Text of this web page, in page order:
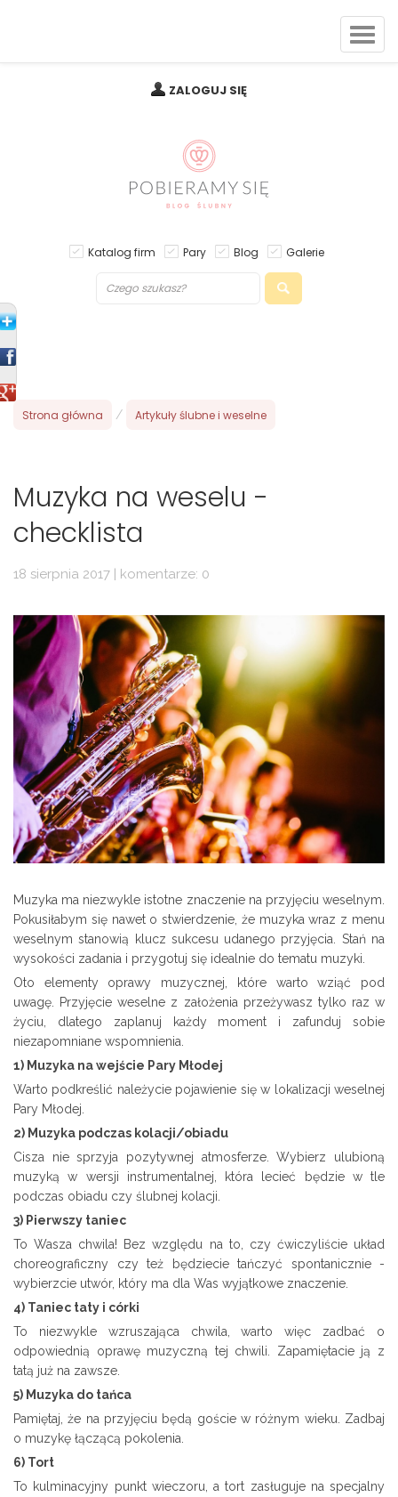
ZALOGUJ SIĘ
Katalog firm Pary Blog Galerie
Strona główna / Artykuły ślubne i weselne
Muzyka na weselu -
checklista
18 sierpnia 2017 | komentarze: 0
Muzyka ma niezwykle istotne znaczenie na przyjęciu weselnym.
Pokusiłabym się nawet o stwierdzenie, że muzyka wraz z menu
weselnym stanowią klucz sukcesu udanego przyjęcia. Stań na
wysokości zadania i przygotuj się idealnie do tematu muzyki.
Oto elementy oprawy muzycznej, które warto wziąć pod
uwagę. Przyjęcie weselne z założenia przeżywasz tylko raz w
życiu, dlatego zaplanuj każdy moment i zafunduj sobie
niezapomniane wspomnienia.
1) Muzyka na wejście Pary Młodej
Warto podkreślić należycie pojawienie się w lokalizacji weselnej
Pary Młodej.
2) Muzyka podczas kolacji/obiadu
Cisza nie sprzyja pozytywnej atmosferze. Wybierz ulubioną
muzyką w wersji instrumentalnej, która lecieć będzie w tle
podczas obiadu czy ślubnej kolacji.
3) Pierwszy taniec
To Wasza chwila! Bez względu na to, czy ćwiczyliście układ
choreograficzny czy też będziecie tańczyć spontanicznie -
wybierzcie utwór, który ma dla Was wyjątkowe znaczenie.
4) Taniec taty i córki
To niezwykle wzruszająca chwila, warto więc zadbać o
odpowiednią oprawę muzyczną tej chwili. Zapamiętacie ją z
tatą już na zawsze.
5) Muzyka do tańca
Pamiętaj, że na przyjęciu będą goście w różnym wieku. Zadbaj
o muzykę łączącą pokolenia.
6) Tort
To kulminacyjny punkt wieczoru, a tort zasługuje na specjalny